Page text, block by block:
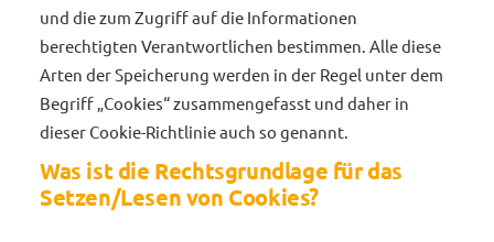
und die zum Zugriff auf die Informationen
berechtigten Verantwortlichen bestimmen. Alle diese
Arten der Speicherung werden in der Regel unter dem
Begriff „Cookies“ zusammengefasst und daher in
dieser Cookie-Richtlinie auch so genannt.
Was ist die Rechtsgrundlage für das
Setzen/Lesen von Cookies?